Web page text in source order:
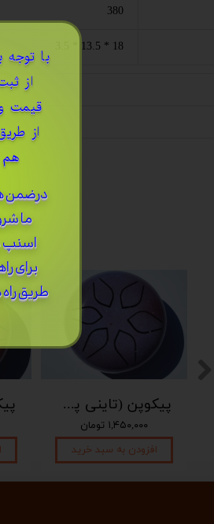
380
18 * 13.5 * 3.5
پیکوپن (تاینی پن) 6 نت برند دلکو
۱,۴۵۰,۰۰۰ تومان
افزودن به سبد خرید
​با توجه
از
قیمت
از
هم
درضمن
ما
اسنپ
برای
طریق